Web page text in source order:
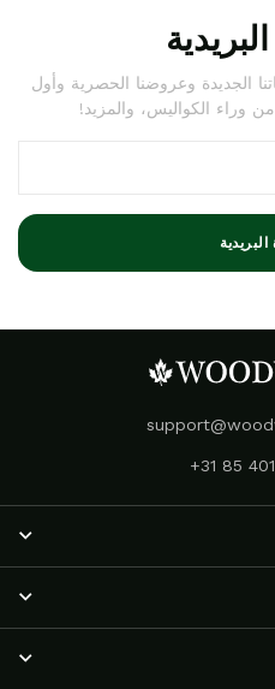
الجديدة وعروضنا الحصرية وأول
وراء الكواليس، والمزيد!
+31 85